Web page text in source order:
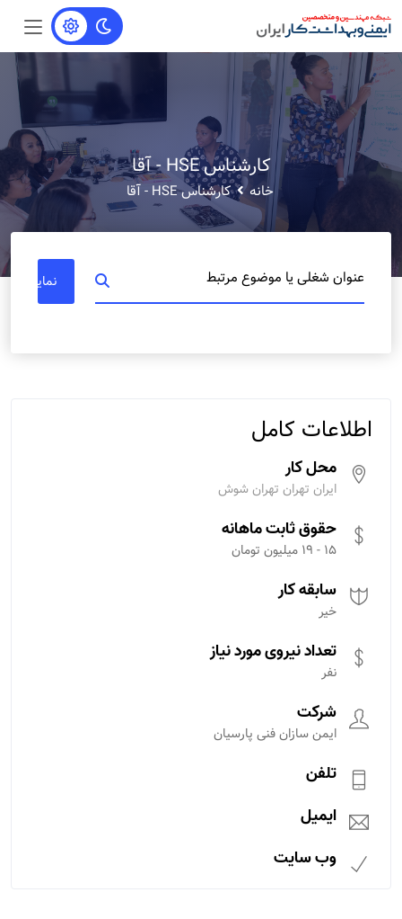
کارشناس HSE - آقا
خانه کارشناس HSE - آقا
عنوان شغلی یا موضوع مرتبط نمایش
اطلاعات کامل
محل کار
ایران تهران تهران شوش
حقوق ثابت ماهانه
15 - 19 میلیون تومان
سابقه کار
خیر
تعداد نیروی مورد نیاز
نفر
شرکت
ایمن سازان فنی پارسیان
تلفن
ایمیل
وب سایت